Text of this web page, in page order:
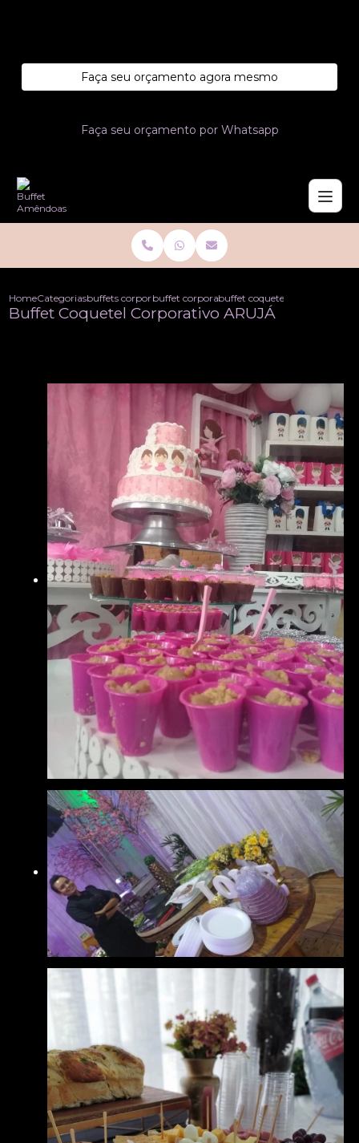
Faça seu orçamento agora mesmo
Faça seu orçamento por Whatsapp
HomeCategoriasbuffets corporativobuffet corporativobuffet coquetel corporativo
Buffet Coquetel Corporativo ARUJÁ